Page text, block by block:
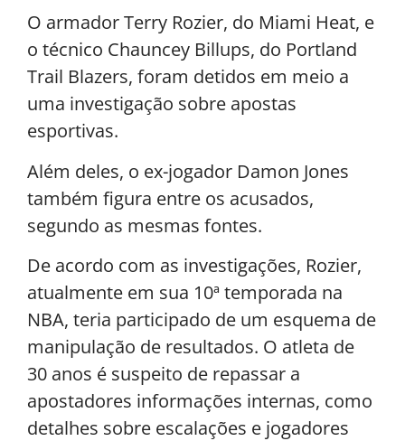
O armador Terry Rozier, do Miami Heat, e
o técnico Chauncey Billups, do Portland
Trail Blazers, foram detidos em meio a
uma investigação sobre apostas
esportivas.
Além deles, o ex-jogador Damon Jones
também figura entre os acusados,
segundo as mesmas fontes.
De acordo com as investigações, Rozier,
atualmente em sua 10ª temporada na
NBA, teria participado de um esquema de
manipulação de resultados. O atleta de
30 anos é suspeito de repassar a
apostadores informações internas, como
detalhes sobre escalações e jogadores